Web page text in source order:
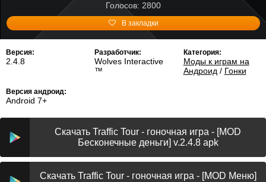
Голосов: 2800
В закладки
Версия:
2.4.8
Разработчик:
Wolves Interactive
™️
Категория:
Моды к играм на
Андроид / Гонки
Версия андроид:
Android 7+
Скачать Traffic Tour - гоночная игра - [MOD
Бесконечные деньги] v.2.4.8 apk
Скачать Traffic Tour - гоночная игра - [MOD Меню]